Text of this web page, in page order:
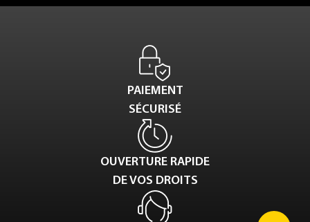
PAIEMENT
SÉCURISÉ
OUVERTURE RAPIDE
DE VOS DROITS